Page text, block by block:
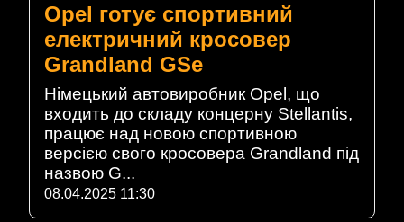
Opel готує спортивний
електричний кросовер
Grandland GSe
Німецький автовиробник Opel, що
входить до складу концерну Stellantis,
працює над новою спортивною
версією свого кросовера Grandland під
назвою G...
08.04.2025 11:30